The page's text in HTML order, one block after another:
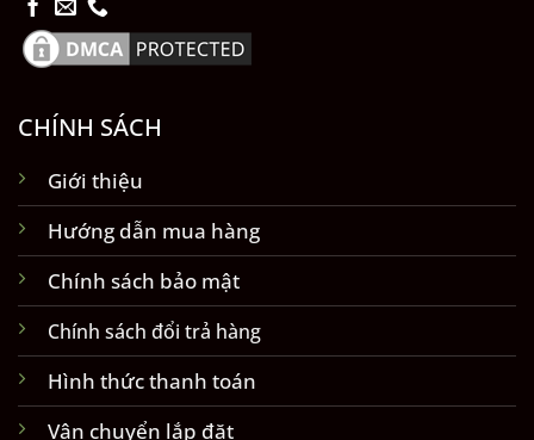
CHÍNH SÁCH
Giới thiệu
Hướng dẫn mua hàng
Chính sách bảo mật
Chính sách đổi trả hàng
Hình thức thanh toán
Vận chuyển lắp đặt